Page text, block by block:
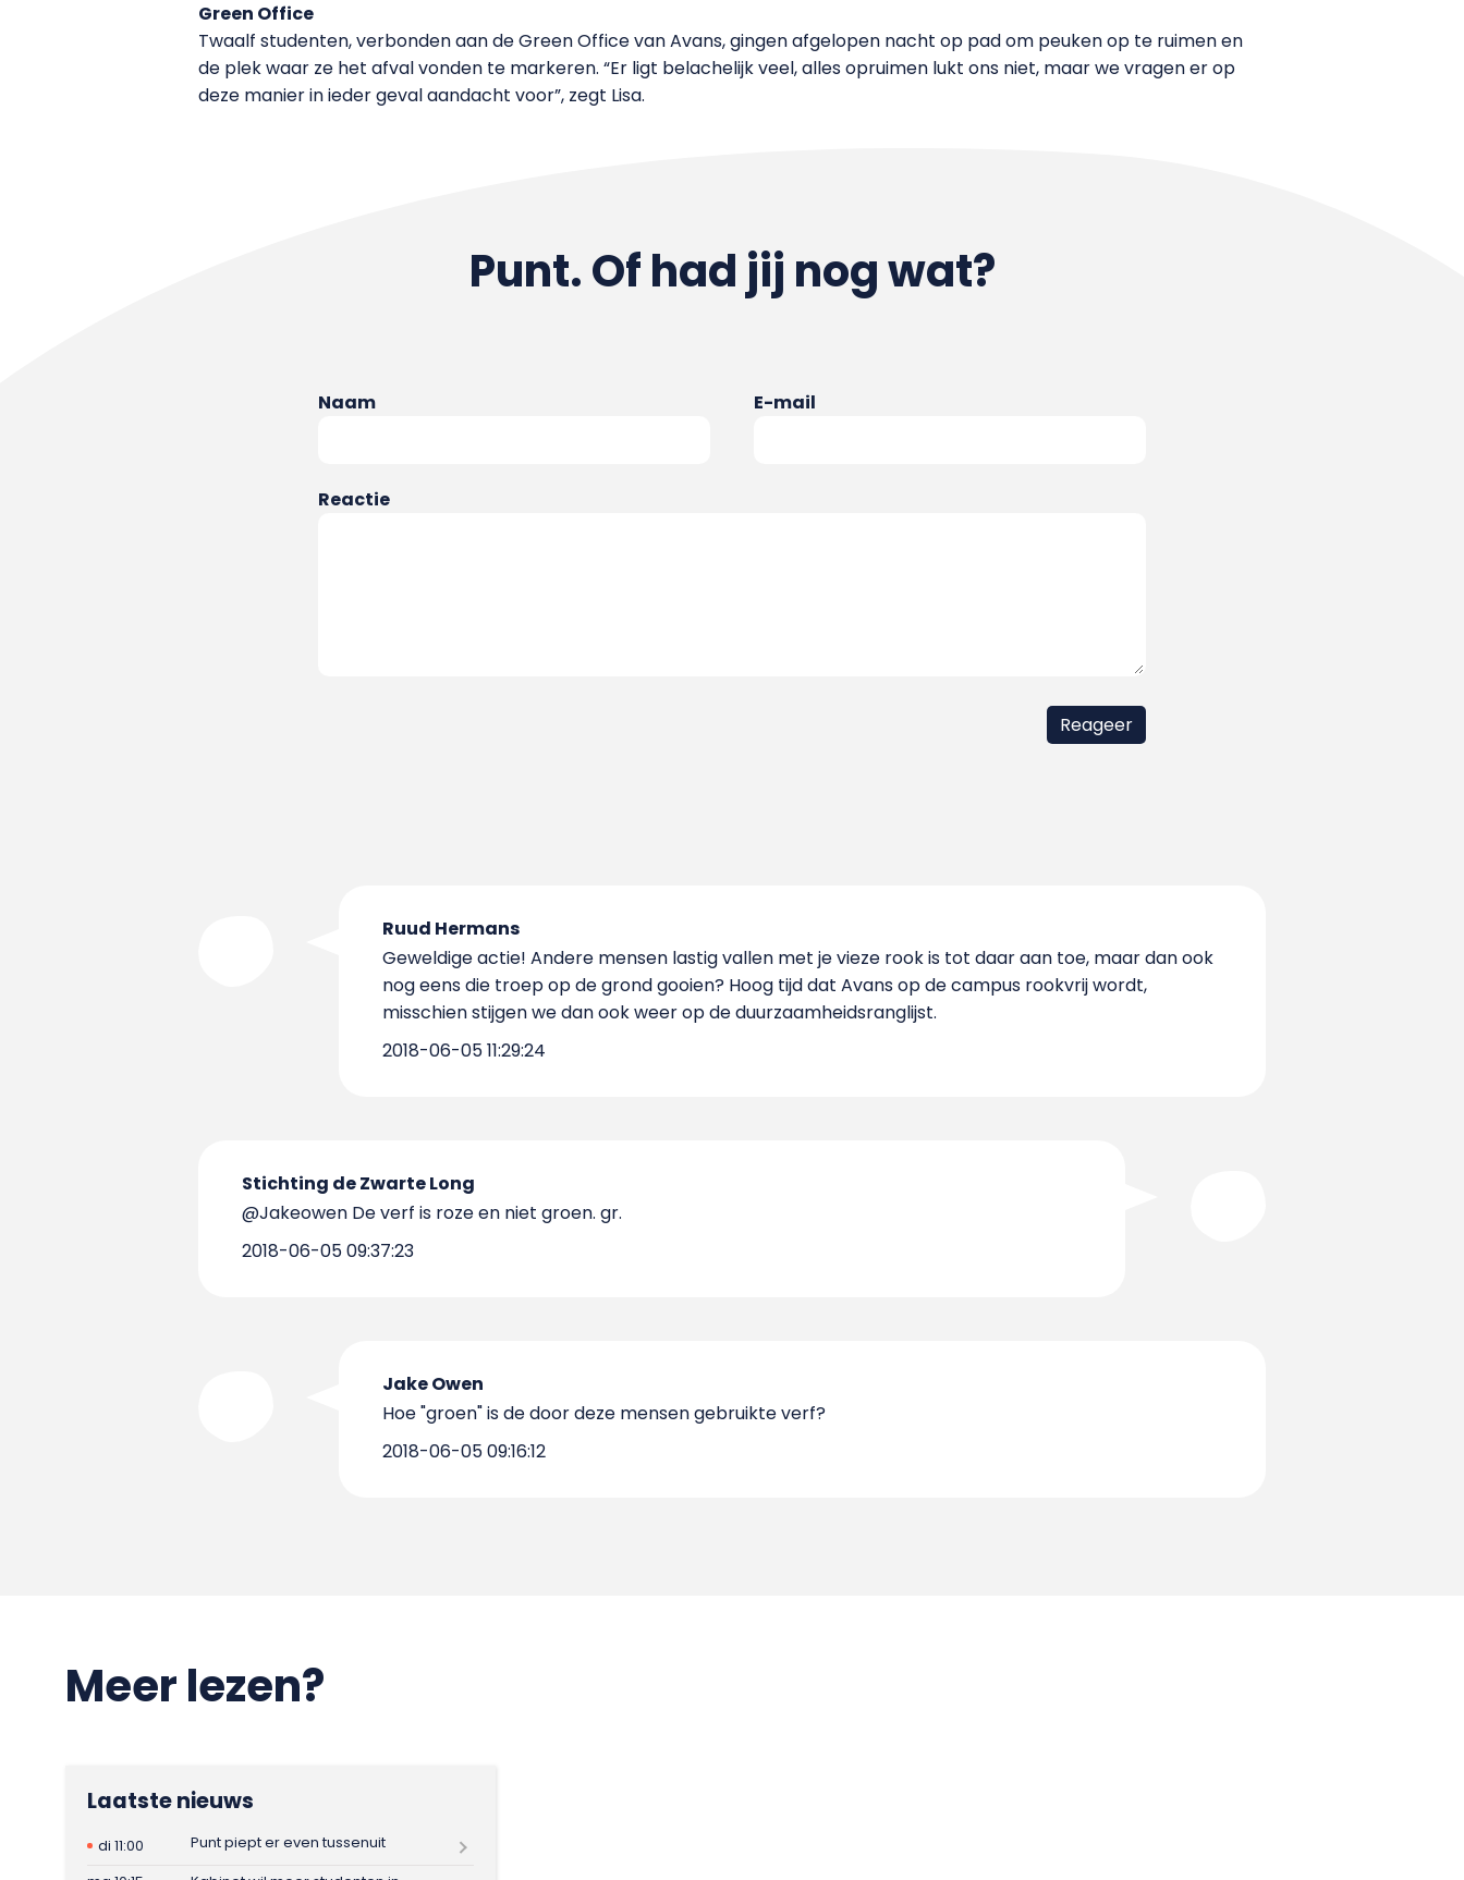
Green Office
Twaalf studenten, verbonden aan de Green Office van Avans, gingen afgelopen nacht op pad om peuken op te ruimen en
de plek waar ze het afval vonden te markeren. “Er ligt belachelijk veel, alles opruimen lukt ons niet, maar we vragen er op
deze manier in ieder geval aandacht voor”, zegt Lisa.
Punt. Of had jij nog wat?
Naam E-mail
Reactie
Ruud Hermans
Geweldige actie! Andere mensen lastig vallen met je vieze rook is tot daar aan toe, maar dan ook
nog eens die troep op de grond gooien? Hoog tijd dat Avans op de campus rookvrij wordt,
misschien stijgen we dan ook weer op de duurzaamheidsranglijst.
2018-06-05 11:29:24
Stichting de Zwarte Long
@Jakeowen De verf is roze en niet groen. gr.
2018-06-05 09:37:23
Jake Owen
Hoe "groen" is de door deze mensen gebruikte verf?
2018-06-05 09:16:12
Meer lezen?
Laatste nieuws
di 11:00
Punt piept er even tussenuit